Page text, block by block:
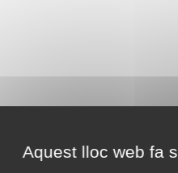
Aquest lloc web fa